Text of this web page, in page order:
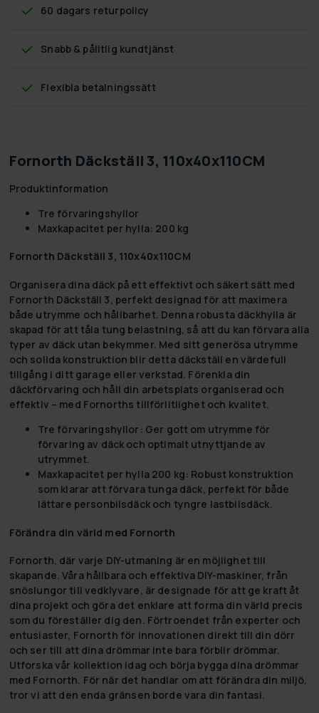
60 dagars returpolicy
Snabb & pålitlig kundtjänst
Flexibla betalningssätt
Fornorth Däckställ 3, 110x40x110CM
Produktinformation
Tre förvaringshyllor
Maxkapacitet per hylla: 200 kg
Fornorth Däckställ 3, 110x40x110CM
Organisera dina däck på ett effektivt och säkert sätt med
Fornorth Däckställ 3, perfekt designad för att maximera
både utrymme och hållbarhet. Denna robusta däckhylla är
skapad för att tåla tung belastning, så att du kan förvara alla
typer av däck utan bekymmer. Med sitt generösa utrymme
och solida konstruktion blir detta däckställ en värdefull
tillgång i ditt garage eller verkstad. Förenkla din
däckförvaring och håll din arbetsplats organiserad och
effektiv – med Fornorths tillförlitlighet och kvalitet.
Tre förvaringshyllor: Ger gott om utrymme för
förvaring av däck och optimalt utnyttjande av
utrymmet.
Maxkapacitet per hylla 200 kg: Robust konstruktion
som klarar att förvara tunga däck, perfekt för både
lättare personbilsdäck och tyngre lastbilsdäck.
Förändra din värld med Fornorth
Fornorth, där varje DIY-utmaning är en möjlighet till
skapande. Våra hållbara och effektiva DIY-maskiner, från
snöslungor till vedklyvare, är designade för att ge kraft åt
dina projekt och göra det enklare att forma din värld precis
som du föreställer dig den. Förtroendet från experter och
entusiaster, Fornorth för innovationen direkt till din dörr
och ser till att dina drömmar inte bara förblir drömmar.
Utforska vår kollektion idag och börja bygga dina drömmar
med Fornorth. För när det handlar om att förändra din miljö,
tror vi att den enda gränsen borde vara din fantasi.